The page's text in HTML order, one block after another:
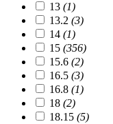
13 (1)
13.2 (3)
14 (1)
15 (356)
15.6 (2)
16.5 (3)
16.8 (1)
18 (2)
18.15 (5)